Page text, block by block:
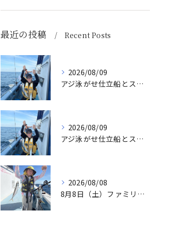
最近の投稿 Recent Posts
2026/08/09
アジ泳がせ仕立船とスルメイカ船
2026/08/09
アジ泳がせ仕立船とスルメイカ船
2026/08/08
8月8日（土）ファミリーアジ